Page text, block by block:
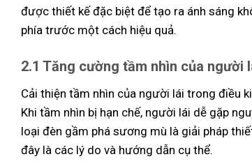
được thiết kế đặc biệt để tạo ra ánh sáng
phía trước một cách hiệu quả.
2.1 Tăng cường tầm nhìn của người
Cải thiện tầm nhìn của người lái trong điều
Khi tầm nhìn bị hạn chế, người lái dễ gặp
loại đèn gầm phá sương mù là giải pháp
đây là các lý do và hướng dẫn cụ thể.